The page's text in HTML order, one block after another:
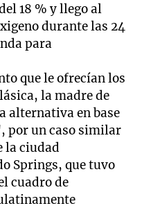
18 % y llego al
durante las 24
para
que le ofrecían los
la madre de
alternativa en base
por un caso similar
la ciudad
Springs, que tuvo
cuadro de